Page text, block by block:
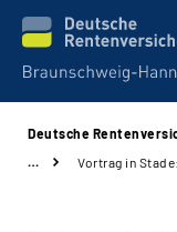
Deutsche
…
Vortrag in